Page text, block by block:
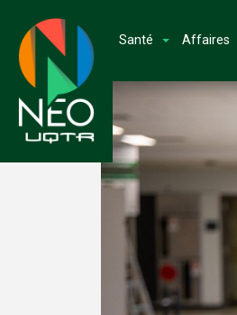
Santé Affaires